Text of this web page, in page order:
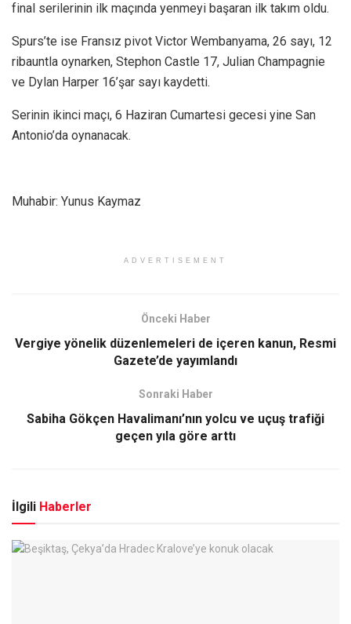
final serilerinin ilk maçında yenmeyi başaran ilk takım oldu.
Spurs’te ise Fransız pivot Victor Wembanyama, 26 sayı, 12
ribauntla oynarken, Stephon Castle 17, Julian Champagnie
ve Dylan Harper 16’şar sayı kaydetti.
Serinin ikinci maçı, 6 Haziran Cumartesi gecesi yine San
Antonio’da oynanacak.
Muhabir: Yunus Kaymaz
ADVERTISEMENT
Önceki Haber
Vergiye yönelik düzenlemeleri de içeren kanun, Resmi
Gazete’de yayımlandı
Sonraki Haber
Sabiha Gökçen Havalimanı’nın yolcu ve uçuş trafiği
geçen yıla göre arttı
İlgili Haberler